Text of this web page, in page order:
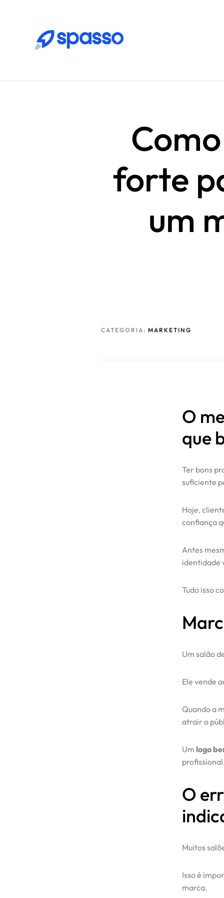
forte
um
CATEGORIA: MARKETING
O
que
Ter bons
suficiente
Hoje,
confiança
Antes
identidade
Tudo isso
Um salão
Ele vende
Quando a
atrair o
Um logo
O
Muitos
Isso é
marca.